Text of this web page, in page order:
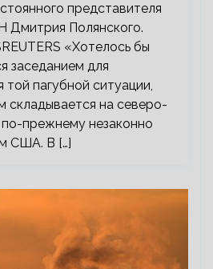
представителя
Дмитрия Полянского.
«Хотелось бы
заседанием для
той пагубной ситуации,
складывается на северо-
прежнему незаконно
США. В […]